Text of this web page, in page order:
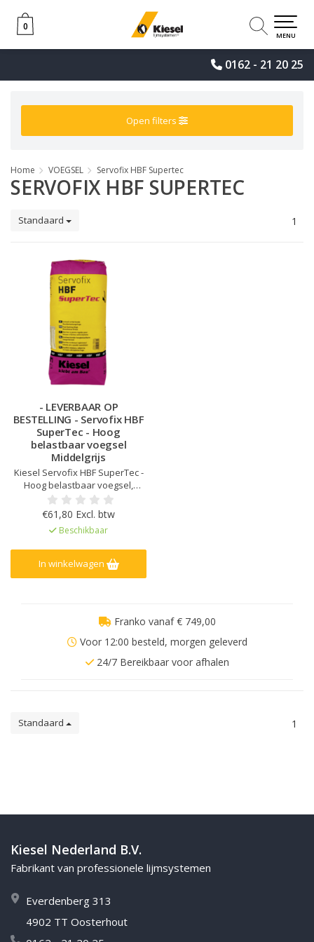
0162 - 21 20 25
0
0
MENU
Open filters
Home VOEGSEL Servofix HBF Supertec
SERVOFIX HBF SUPERTEC
Standaard 1
- LEVERBAAR OP
BESTELLING - Servofix HBF
SuperTec - Hoog
belastbaar voegsel
Middelgrijs
Kiesel Servofix HBF SuperTec -
Hoog belastbaar voegsel,
Snelhardend, Hoge
mechanische sterkte en
slijtvastheid, Vorstbestendig,
Voor binnen, buiten en onder
water, Bestand tegen
strooizout, Verhoogde
weerstand tegen zuren en
€61,80 Excl. btw
Beschikbaar
In winkelwagen
Franko vanaf € 749,00
Voor 12:00 besteld, morgen geleverd
24/7 Bereikbaar voor afhalen
Standaard 1
Kiesel Nederland B.V.
Fabrikant van professionele lijmsystemen
Everdenberg 313
4902 TT Oosterhout